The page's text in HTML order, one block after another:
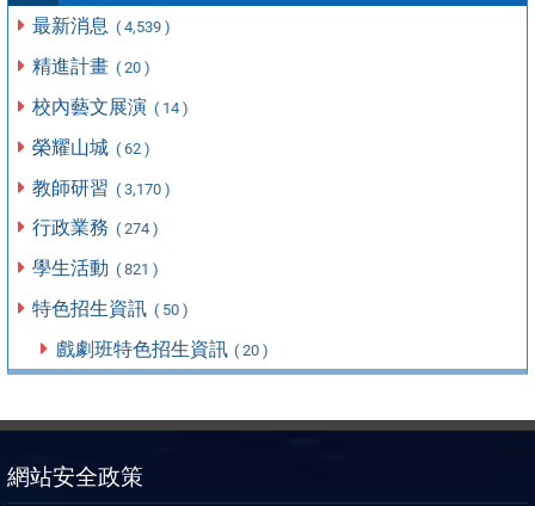
最新消息 ( 4,539 )
精進計畫 ( 20 )
校內藝文展演 ( 14 )
榮耀山城 ( 62 )
教師研習 ( 3,170 )
行政業務 ( 274 )
學生活動 ( 821 )
特色招生資訊 ( 50 )
戲劇班特色招生資訊 ( 20 )
網站安全政策